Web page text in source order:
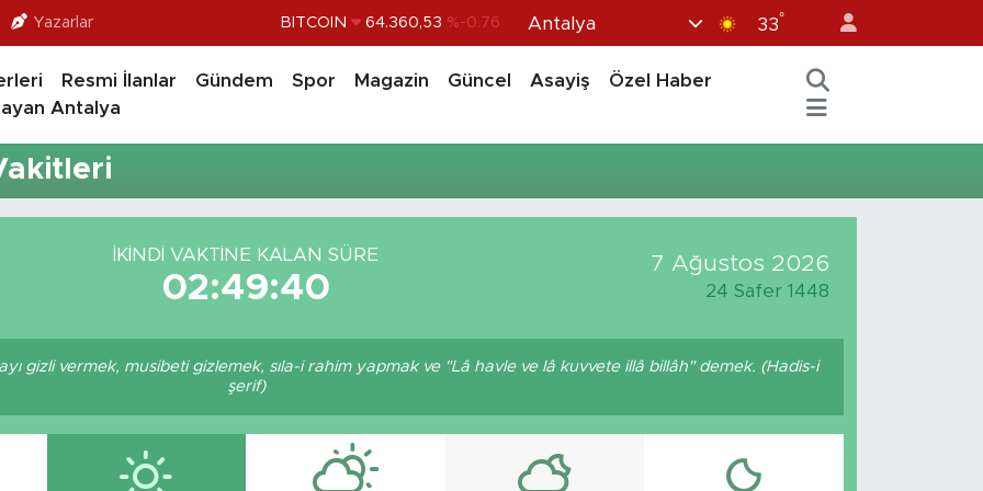
Yazarlar BITCOIN 64.360,53 %-0.76
STERLİN 64,1897 %0.02
BİST100 13.887 %64
Antalya 33°
Resmi İlanlar Gündem Spor Magazin Güncel Asayiş
Özel Haber
Antalya
İKINDI VAKTINE KALAN SÜRE
02:49:40
7 Ağustos 2026
24 Safer 1448
gizli vermek, musibeti gizlemek, sıla-i rahim yapmak ve "Lâ havle ve lâ kuvvete illâ billâh" demek. (Hadis-i
şerif)